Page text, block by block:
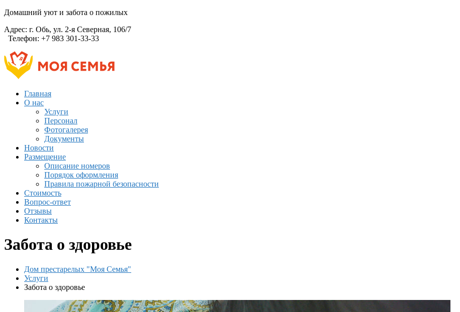
Домашний уют и забота о пожилых
Адрес: г. Обь, ул. 2-я Северная, 106/7
Телефон: +7 983 301-33-33
Главная
О нас
Услуги
Персонал
Фотогалерея
Документы
Новости
Размещение
Описание номеров
Порядок оформления
Правила пожарной безопасности
Стоимость
Вопрос-ответ
Отзывы
Контакты
Забота о здоровье
Дом престарелых "Моя Семья"
Услуги
Забота о здоровье